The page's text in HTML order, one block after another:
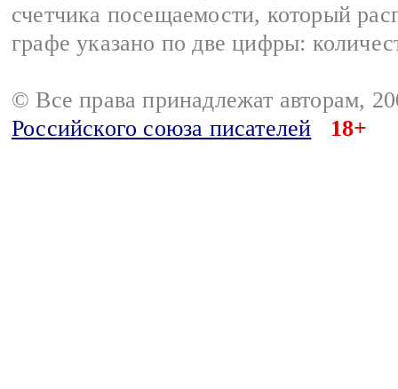
счетчика посещаемости, который
графе указано по две цифры:
© Все права принадлежат авторам,
Российского союза писателей
18+